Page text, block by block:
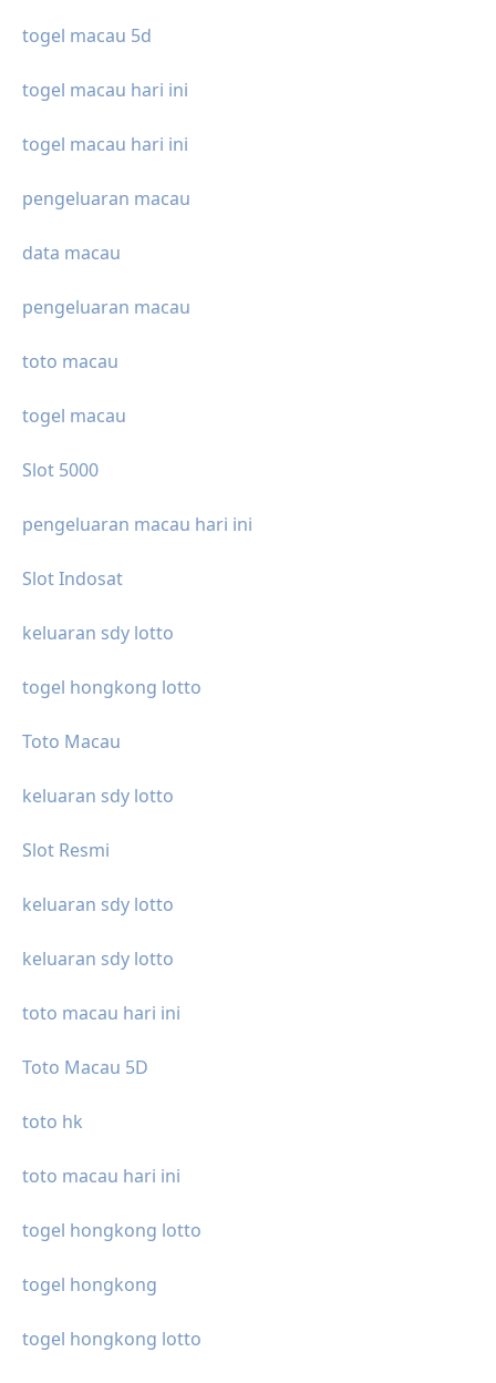
togel macau 5d
togel macau hari ini
togel macau hari ini
pengeluaran macau
data macau
pengeluaran macau
toto macau
togel macau
Slot 5000
pengeluaran macau hari ini
Slot Indosat
keluaran sdy lotto
togel hongkong lotto
Toto Macau
keluaran sdy lotto
Slot Resmi
keluaran sdy lotto
keluaran sdy lotto
toto macau hari ini
Toto Macau 5D
toto hk
toto macau hari ini
togel hongkong lotto
togel hongkong
togel hongkong lotto